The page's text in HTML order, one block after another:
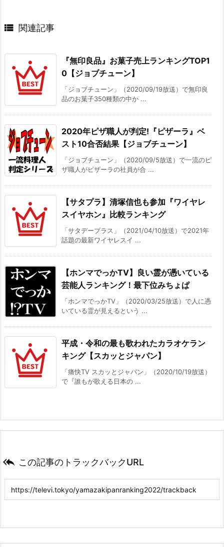
 関連記事
『無印良品』お菓子売上ランキングTOP1
0【ジョブチューン】
「ジョブチューン」（2020/09/19放送）で無印良
品のお菓子350種類の中か ...
2020年ピザ職人が判定!『ピザーラ』ベ
スト10合否結果【ジョブチューン】
「ジョブチューン」（2020/09/5放送）で一流のピ
ザ職人がピザーラの社員が合 ...
【サタプラ】清塚信也も参加『ワイヤレ
スイヤホン』比較ランキング
「サタデープラス」（2021/04/10放送）で2021年
話題の最新ワイヤレスイ ...
【ホンマでっかTV】良い霊が憑いている
芸能人ランキング！最下位みちょぱ
「ホンマでっかTV」（2020/03/25放送）で人に憑
いている霊が見えるという ...
平成・令和の最も歌われたカラオケラン
キング【スカッとジャパン】
「痛快TV スカッとジャパン」（2020/10/19放送）
で『誰もが歌える日本の ...
 この記事のトラックバックURL